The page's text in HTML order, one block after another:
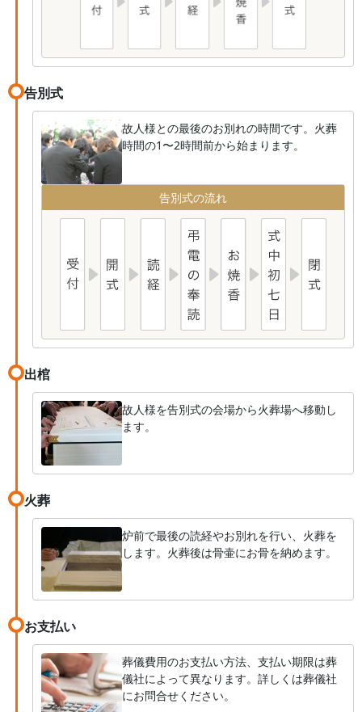
告別式
故人様との最後のお別れの時間です。火葬
時間の1〜2時間前から始まります。
告別式の流れ
出棺
故人様を告別式の会場から火葬場へ移動し
ます。
火葬
炉前で最後の読経やお別れを行い、火葬を
します。火葬後は骨壷にお骨を納めます。
お支払い
葬儀費用のお支払い方法、支払い期限は葬
儀社によって異なります。詳しくは葬儀社
にお問合せください。